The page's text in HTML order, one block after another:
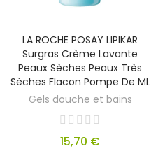
LA ROCHE POSAY LIPIKAR
Surgras Crème Lavante
Peaux Sèches Peaux Très
Sèches Flacon Pompe De ML
Gels douche et bains
15,70 €